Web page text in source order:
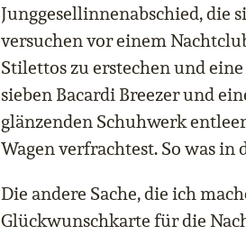
Junggesellinnenabschied, die
versuchen vor einem
Stilettos zu erstechen und
sieben Bacardi Breezer und
glänzenden Schuhwerk
Wagen verfrachtest. So was in
Die andere Sache, die ich
Glückwunschkarte für die